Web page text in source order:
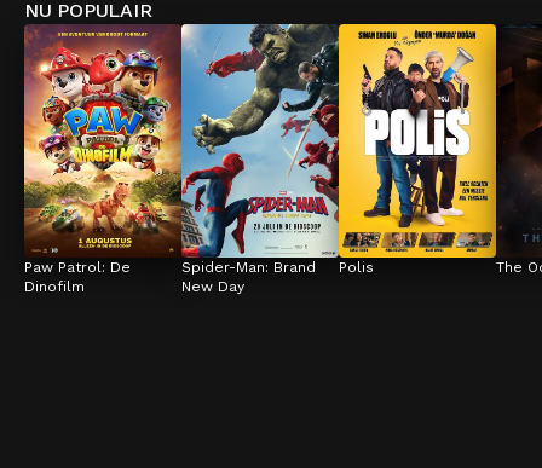
NU POPULAIR
Paw Patrol: De
Dinofilm
Spider-Man: Brand
New Day
Polis The